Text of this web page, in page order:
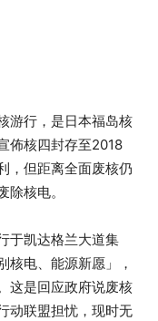
游行，是日本福岛核
佈核四封存至2018
，但距离全面废核仍
核电。
于凯达格兰大道集
核电、能源新愿」，
这是回应政府说废核
动联盟担忧，现时无